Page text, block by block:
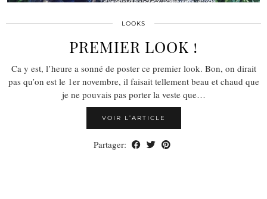
LOOKS
PREMIER LOOK !
Ca y est, l’heure a sonné de poster ce premier look. Bon, on dirait
pas qu’on est le 1er novembre, il faisait tellement beau et chaud que
je ne pouvais pas porter la veste que…
VOIR L’ARTICLE
Partager: